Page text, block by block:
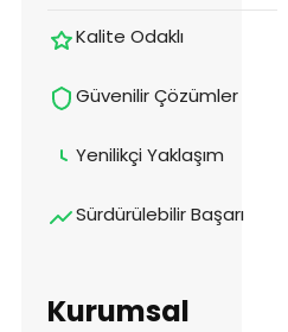
Kalite Odaklı
Güvenilir Çözümler
Yenilikçi Yaklaşım
Sürdürülebilir Başarı
Kurumsal